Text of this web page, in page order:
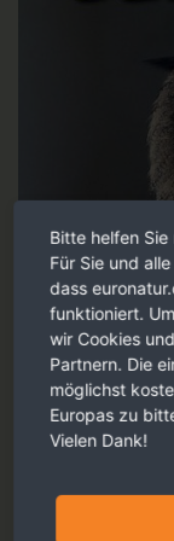
Bitte helfen
Für Sie und
dass
funktioniert.
wir Cookies
Partnern. Die
möglichst
Europas zu
Vielen Dank!